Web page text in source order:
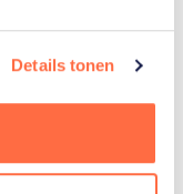
Details tonen